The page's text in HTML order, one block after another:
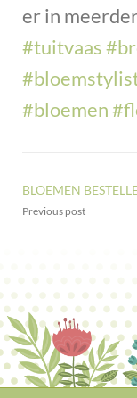
er in
#tuitvaas
#bloemen
BLOEMEN
Previous post